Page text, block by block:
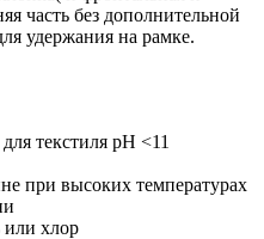
часть без дополнительной
удержания на рамке.
текстиля рН <11
при высоких температурах
или хлор